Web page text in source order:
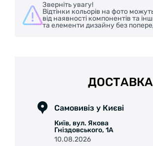
Зверніть увагу!
Відтінки кольорів на фото
від наявності компонентів та
та елементи дизайну без
ДОСТАВКА
Самовивіз у Києві
Київ, вул. Якова
Гніздовського, 1А
10.08.2026